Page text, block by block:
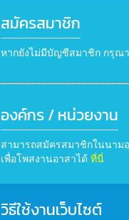
สมัครสมาชิก
หากยังไม่มีบัญชีสมาชิก กรุณ
องค์กร / หน่วยงาน
สามารถสมัครสมาชิกในนาม
เพื่อโพสงานอาสาได้ ที่นี่
วิธีใช้งานเว็บไซต์